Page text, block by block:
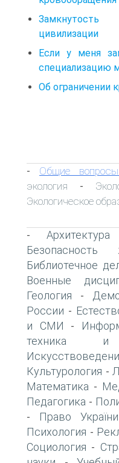
Замкнутость
цивилизации
Если у меня
специализацию
Об ограничении
- Общие
экология -
Экологическое
-
Безопасность
Библиотечное
Военные
Геология -
России -
и СМИ -
техника и
Культурология -
Математика -
Педагогика -
- Право України
Психология -
Социология -